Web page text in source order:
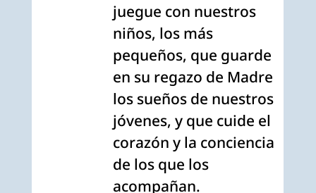
juegue con nuestros
niños, los más
pequeños, que guarde
en su regazo de Madre
los sueños de nuestros
jóvenes, y que cuide el
corazón y la conciencia
de los que los
acompañan.